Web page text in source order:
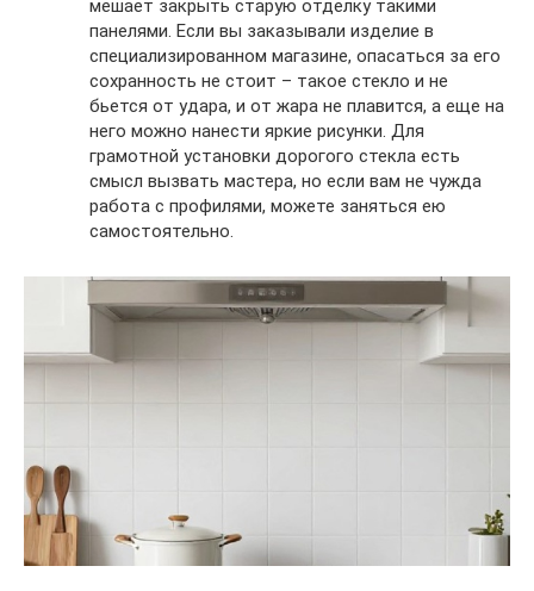
мешает закрыть старую отделку такими
панелями. Если вы заказывали изделие в
специализированном магазине, опасаться за его
сохранность не стоит – такое стекло и не
бьется от удара, и от жара не плавится, а еще на
него можно нанести яркие рисунки. Для
грамотной установки дорогого стекла есть
смысл вызвать мастера, но если вам не чужда
работа с профилями, можете заняться ею
самостоятельно.